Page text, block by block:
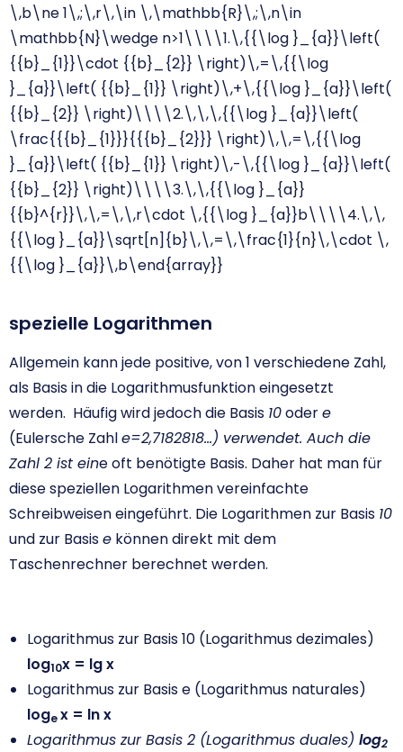
\,b\ne 1\,;\,r\,\in \,\mathbb{R}\,;\,n\in
\mathbb{N}\wedge n>1\\\\1.\,{{\log }_{a}}\left(
{{b}_{1}}\cdot {{b}_{2}} \right)\,=\,{{\log
}_{a}}\left( {{b}_{1}} \right)\,+\,{{\log }_{a}}\left(
{{b}_{2}} \right)\\\\2.\,\,\,{{\log }_{a}}\left(
\frac{{{b}_{1}}}{{{b}_{2}}} \right)\,\,=\,{{\log
}_{a}}\left( {{b}_{1}} \right)\,-\,{{\log }_{a}}\left(
{{b}_{2}} \right)\\\\3.\,\,{{\log }_{a}}
{{b}^{r}}\,\,=\,\,r\cdot \,{{\log }_{a}}b\\\\4.\,\,
{{\log }_{a}}\sqrt[n]{b}\,\,=\,\frac{1}{n}\,\cdot \,
{{\log }_{a}}\,b\end{array}}
spezielle Logarithmen
Allgemein kann jede positive, von 1 verschiedene Zahl,
als Basis in die Logarithmusfunktion eingesetzt
werden. Häufig wird jedoch die Basis 10odere
(Eulersche Zahle=2,7182818…) verwendet. Auch die
Zahl 2 ist eine oft benötigte Basis. Daher hat man für
diese speziellen Logarithmen vereinfachte
Schreibweisen eingeführt. Die Logarithmen zur Basis 10
und zur Basise können direkt mit dem
Taschenrechner berechnet werden.
Logarithmus zur Basis 10 (Logarithmus dezimales)
log10x = lg x
Logarithmus zur Basis e (Logarithmus naturales)
logex = ln x
Logarithmus zur Basis 2 (Logarithmus duales) log2